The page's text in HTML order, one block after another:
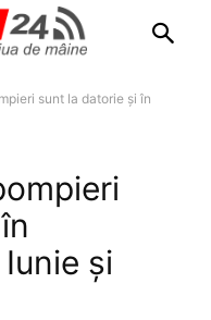
sunt la datorie și în
și